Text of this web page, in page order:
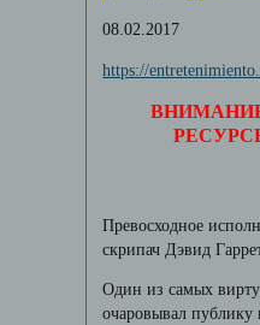
08.02.2017
https://
Превосходное
скрипач Дэвид
Один из самых
очаровывал публику